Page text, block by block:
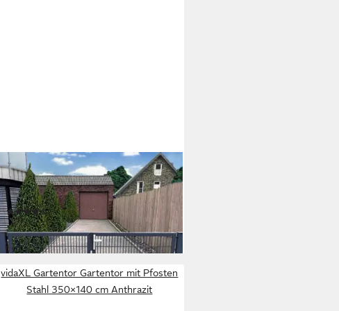
SRM DESIGN
Zaundoppeltür Einfahrtstor Anthrazit
200cm x 143cm
(1)
579,95 €
lieferbar in 4 Wochen
vidaXL Gartentor Gartentor mit Pfosten
Stahl 350×140 cm Anthrazit